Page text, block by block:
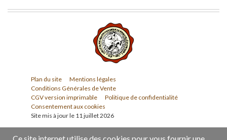
Plan du site
Mentions légales
Conditions Générales de Vente
CGV version imprimable
Politique de confidentialité
Consentement aux cookies
Site mis à jour le 11 juillet 2026